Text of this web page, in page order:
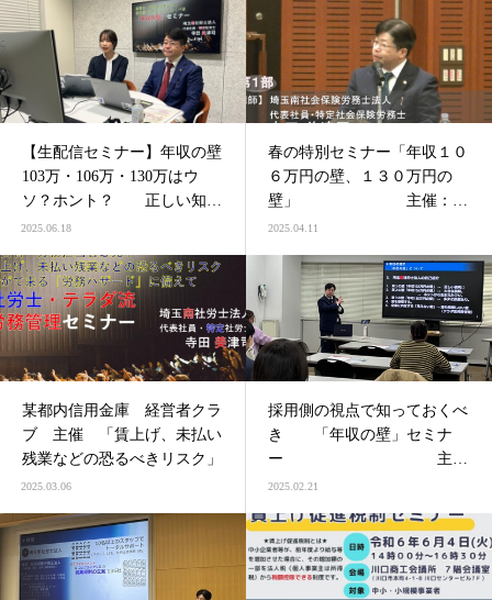
【生配信セミナー】年収の壁
103万・106万・130万はウ
ソ？ホント？ 正しい知識
と正しい対策 ソリマチ株式
2025.06.18
春の特別セミナー「年収１０
６万円の壁、１３０万円の
壁」 主催：合
同会計
2025.04.11
某都内信用金庫 経営者クラ
ブ 主催 「賃上げ、未払い
残業などの恐るべきリスク」
2025.03.06
採用側の視点で知っておくべ
き 「年収の壁」セミナ
ー 主
催：川口商工会議所
2025.02.21